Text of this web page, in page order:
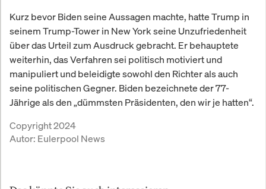
Kurz bevor Biden seine Aussagen machte, hatte Trump in
seinem Trump-Tower in New York seine Unzufriedenheit
über das Urteil zum Ausdruck gebracht. Er behauptete
weiterhin, das Verfahren sei politisch motiviert und
manipuliert und beleidigte sowohl den Richter als auch
seine politischen Gegner. Biden bezeichnete der 77-
Jährige als den „dümmsten Präsidenten, den wir je hatten“.
Copyright 2024
Autor: Eulerpool News